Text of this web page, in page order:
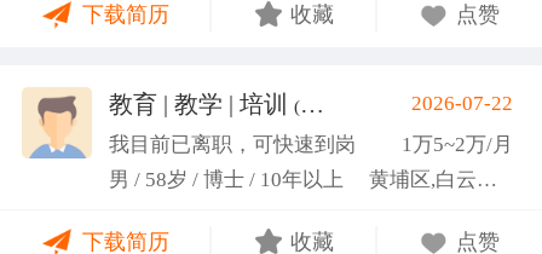
2项天津市科研项目，擅长实验设计与数据分析;曾带
优秀的团队协作与沟通协调能力，责任心强，渴望将
科研严谨性融入实践工作中
下载简历 收藏 点赞
教育 | 教学 | 培训 (汤山文)
2026-07-22
我目前已离职，可快速到岗
1万5~2万/月
男 / 58岁 / 博士 / 10年以上
黄埔区,白云区,增城市
下载简历 收藏 点赞